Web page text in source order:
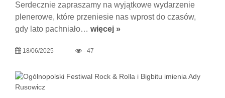
Serdecznie zapraszamy na wyjątkowe wydarzenie
plenerowe, które przeniesie nas wprost do czasów,
gdy lato pachniało… więcej »
18/06/2025 - 47